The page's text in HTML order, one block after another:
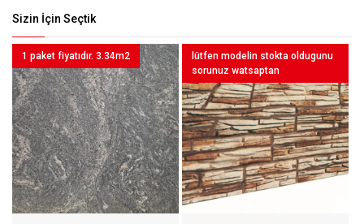
Sizin İçin Seçtik
1 paket fiyatıdır. 3.34m2
lütfen modelin stokta oldugunu
sorunuz watsaptan